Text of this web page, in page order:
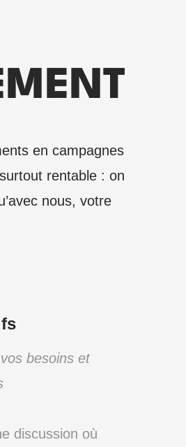
en campagnes
rentable : on
nous, votre
besoins et
discussion où